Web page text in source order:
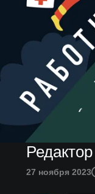
27 ноября 2023